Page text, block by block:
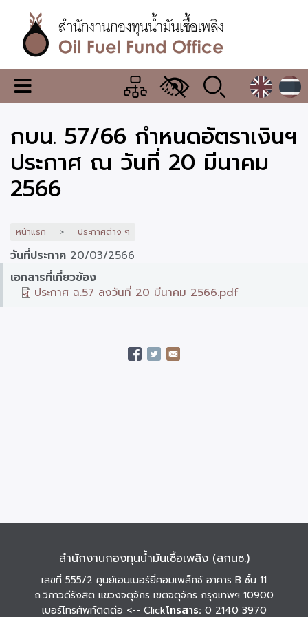
เนื้อหา
หลักสำนักงาน
กองทุน
น้ำมัน
เชื้อ
เพลิง
เมนู
เปลี่ยน
แสดง
ผล
กบน. 57/66 กำหนดอัตราเงินฯ
ประกาศ ณ วันที่ 20 มีนาคม
2566
หน้าแรก ประกาศต่าง ๆ
วันที่ประกาศ 20/03/2566
เอกสารที่เกี่ยวข้อง
ประกาศ ฉ.57 ลงวันที่ 20 มีนาคม 2566.pdf
สำนักงานกองทุนน้ำมันเชื้อเพลิง (สกนช.)
เลขที่ 555/2 ศูนย์เอนเนอร์ยี่คอมเพล็กซ์ อาคาร B ชั้น 11
ถ.วิภาวดีรังสิต แขวงจตุจักร เขตจตุจักร กรุงเทพฯ 10900
เบอร์โทรศัพท์ติดต่อ <-- Clickโทรสาร: 0 2140 3970